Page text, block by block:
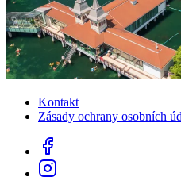
Kontakt
Zásady ochrany osobních